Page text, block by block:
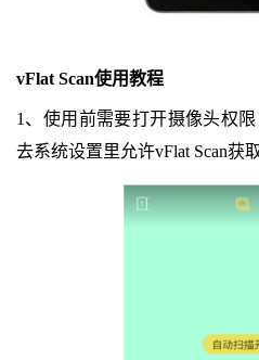
vFlat Scan使用教程
1、使用前需要打开摄像头权
去系统设置里允许vFlat Scan获